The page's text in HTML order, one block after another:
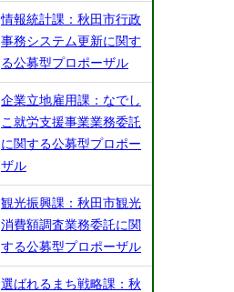
情報統計課：秋田市行政
事務システム更新に関す
る公募型プロポーザル
企業立地雇用課：なでし
こ就労支援事業業務委託
に関する公募型プロポー
ザル
観光振興課：秋田市観光
消費額調査業務委託に関
する公募型プロポーザル
選ばれるまち戦略課：秋